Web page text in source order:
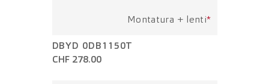
Montatura + lenti*
DBYD 0DB1150T
CHF 278.00